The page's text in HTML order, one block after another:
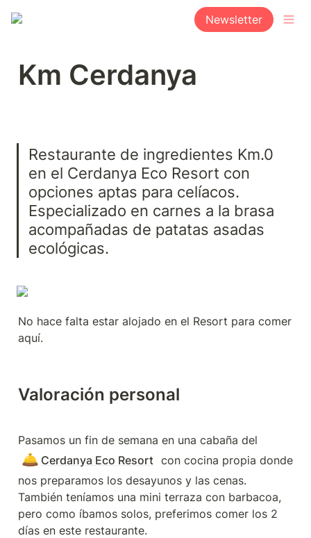
Newsletter
Km Cerdanya
Restaurante de ingredientes Km.0
en el Cerdanya Eco Resort con
opciones aptas para celíacos.
Especializado en carnes a la brasa
acompañadas de patatas asadas
ecológicas.
No hace falta estar alojado en el Resort para comer
aquí.
Valoración personal
Pasamos un fin de semana en una cabaña del
🛎️ Cerdanya Eco Resort con cocina propia donde
nos preparamos los desayunos y las cenas.
También teníamos una mini terraza con barbacoa,
pero como íbamos solos, preferimos comer los 2
días en este restaurante.